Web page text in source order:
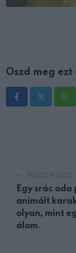
Oszd meg
Egy srác
animált
olyan, mint
álom.